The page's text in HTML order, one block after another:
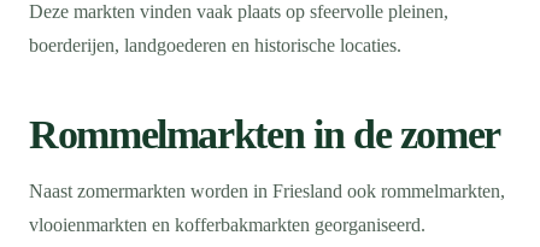
Deze markten vinden vaak plaats op sfeervolle pleinen,
boerderijen, landgoederen en historische locaties.
Rommelmarkten in de zomer
Naast zomermarkten worden in Friesland ook rommelmarkten,
vlooienmarkten en kofferbakmarkten georganiseerd.